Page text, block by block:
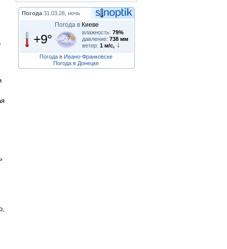
Погода 31.03.26, ночь
Погода в Киеве
+9° влажность: 79%
давление: 738 мм
ветер: 1 м/с,
Погода в Ивано-Франковске
Погода в Донецке